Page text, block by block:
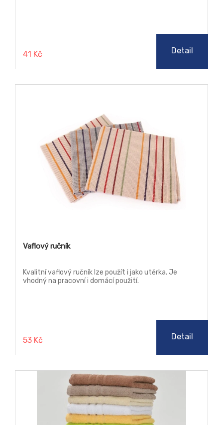
41 Kč Detail
Vaflový ručník
Kvalitní vaflový ručník lze použít i jako utěrka. Je
vhodný na pracovní i domácí použití.
53 Kč Detail